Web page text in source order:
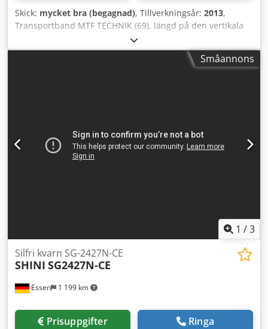
Skick: mycket bra (begagnad), Tillverkningsår: 2013,
Transportband MTF TECHNIK (69), längd på den vertikala
delen 1,05 m, längd på den horisontella delen 1,02 m,
bandbredd 21,5 cm, höjd 0,93 m, tillverkningsår 2013.
Småannons
1 /3
Essen 1 199 km
Silfri kvarn SG-2427N-CE
SHINI SG2427N-CE
Prisuppgifter Ringa